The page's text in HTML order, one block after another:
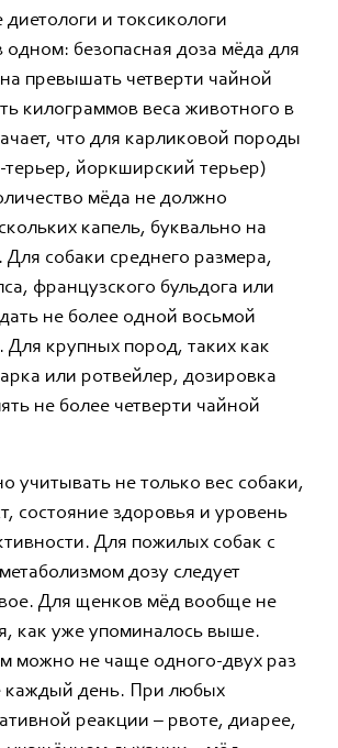
и токсикологи
безопасная доза мёда для
превышать четверти чайной
килограммов веса животного в
что для карликовой породы
терьер, йоркширский терьер)
мёда не должно
капель, буквально на
собаки среднего размера,
французского бульдога или
не более одной восьмой
крупных пород, таких как
или ротвейлер, дозировка
не более четверти чайной
учитывать не только вес собаки,
состояние здоровья и уровень
Для пожилых собак с
дозу следует
Для щенков мёд вообще не
как уже упоминалось выше.
можно не чаще одного-двух раз
каждый день. При любых
реакции – рвоте, диарее,